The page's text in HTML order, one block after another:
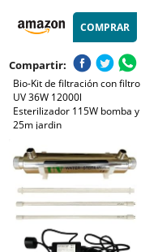
COMPRAR
Compartir:
Bio-Kit de filtración con filtro
UV 36W 12000l
Esterilizador 115W bomba y
25m jardin